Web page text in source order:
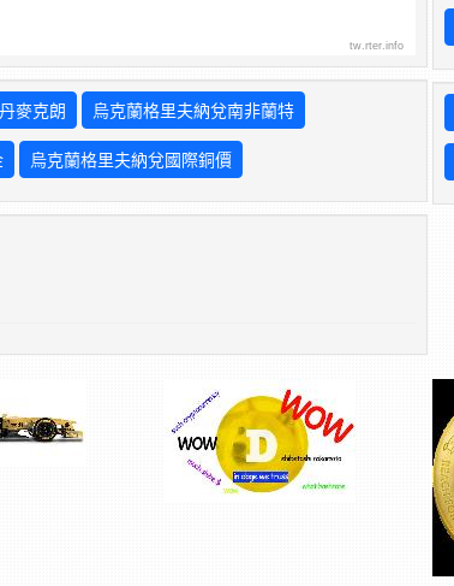
tw.rter.info
麥克朗 烏克蘭格里夫納兌南非蘭特
烏克蘭格里夫納兌國際銅價